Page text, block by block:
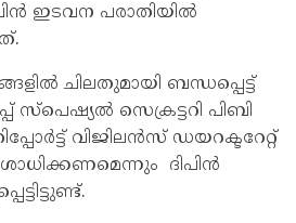
ഇടവന പരാതിയിൽ
ചിലതുമായി ബന്ധപ്പെട്ട്
സ്പെഷ്യൽ സെക്രട്ടറി പിബി
വിജിലൻസ് ഡയറക്ടറേറ്റ്
ദിപിൻ